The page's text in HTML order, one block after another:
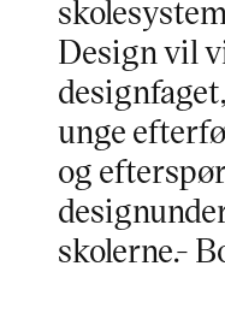
Design vil
unge
og
skolerne.-